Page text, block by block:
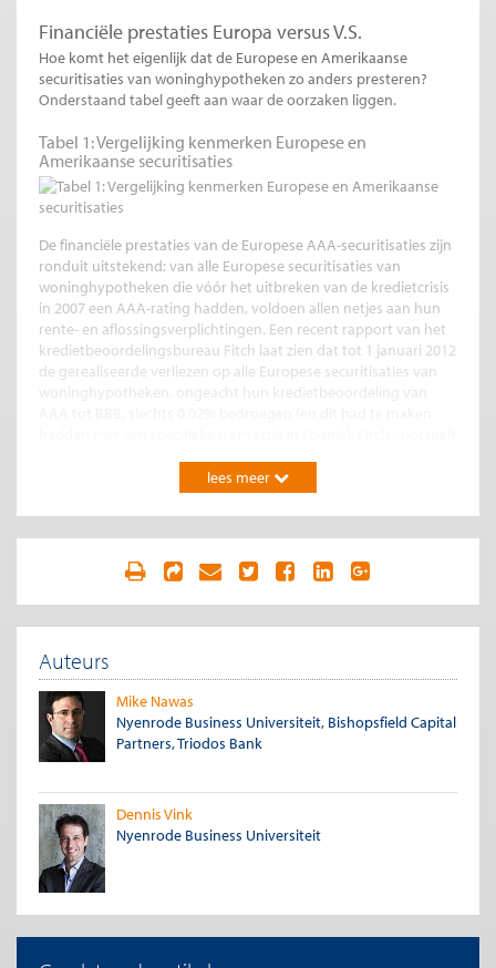
Financiële prestaties Europa versus V.S.
Hoe komt het eigenlijk dat de Europese en Amerikaanse
securitisaties van woninghypotheken zo anders presteren?
Onderstaand tabel geeft aan waar de oorzaken liggen.
Tabel 1: Vergelijking kenmerken Europese en
Amerikaanse securitisaties
De financiële prestaties van de Europese AAA-securitisaties zijn
ronduit uitstekend: van alle Europese securitisaties van
woninghypotheken die vóór het uitbreken van de kredietcrisis
in 2007 een AAA-rating hadden, voldoen allen netjes aan hun
rente- en aflossingsverplichtingen. Een recent rapport van het
kredietbeoordelingsbureau Fitch laat zien dat tot 1 januari 2012
de gerealiseerde verliezen op alle Europese securitisaties van
woninghypotheken, ongeacht hun kredietbeoordeling van
blijven tot 0,7%. Aangezien AAA-beoordeelde securitisaties vele
procenten bescherming voor kredietverliezen hebben, blijven
deze hoog beoordeelde securitisaties ruim buiten schot. Het is
een opmerkelijke prestatie, zeker als je bedenkt dat in de cijfers
ook notoire probleemgebieden zitten zoals Griekenland,
Spanje, Ierland en Portugal. Bovendien geldt dat zelfs van
failliete banken, zoals DSB Bank, de securitisaties die ooit een
AAA-rating kregen nog gewoon in de pas lopen met rente en
Het over één kam scheren van Europese securitisaties met
misstanden in Amerika, waar de kredietverliezen op
securitisaties van woninghypotheken maar liefst vijftig keer zo
hoog liggen, of – nog erger – met dubbelverpakte CDOs,
bewijst de Europese economie geen dienst. De politiek die de
hogere kapitaals- en liquiditeitsnormen voor banken en
verzekeraars willen stellen, heeft zich te veel door de
onterechte vergelijkingen met Amerika laten leiden. Haar
ergernis over de invloed van kredietbeoordelaars heeft
waarschijnlijk ook niet bijgedragen aan hun mening over de
securitisatiemarkt.
Financiële stabiliteit
In zijn recente visie op de wereldwijde financiële stabiliteit, heeft
lees meer
Auteurs
Mike Nawas
Nyenrode Business Universiteit, Bishopsfield Capital
Partners, Triodos Bank
Dennis Vink
Nyenrode Business Universiteit